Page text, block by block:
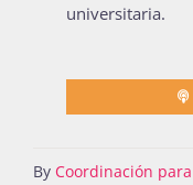
universitaria.
By Coordinación